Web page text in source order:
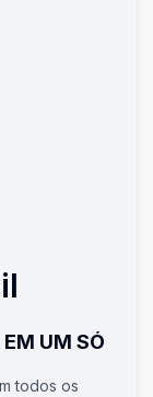
UM SÓ
todos os